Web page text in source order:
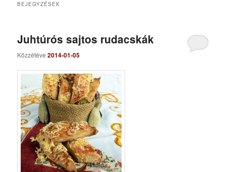
tartalomra
tartalomra
BEJEGYZÉSEK
Juhtúrós sajtos rudacskák
Közzétéve2014-01-05